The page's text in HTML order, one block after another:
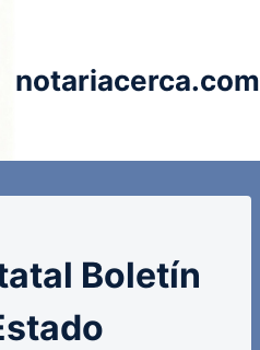
notariacerca.com
Boletín